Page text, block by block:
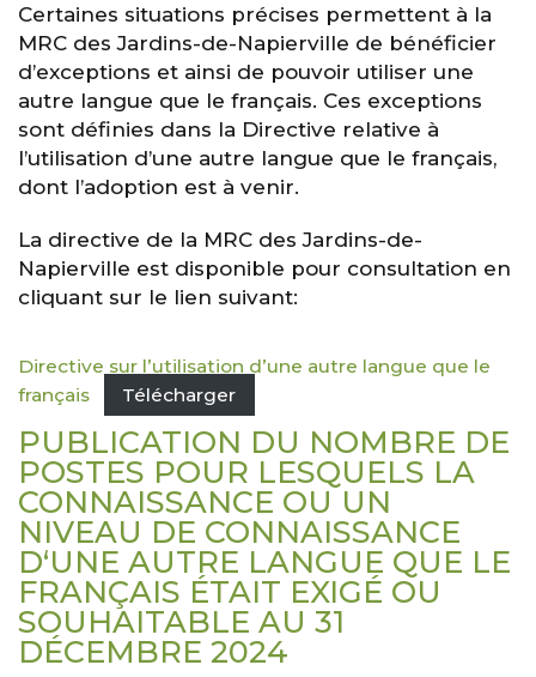
Certaines situations précises permettent à la
MRC des Jardins-de-Napierville de bénéficier
d’exceptions et ainsi de pouvoir utiliser une
autre langue que le français. Ces exceptions
sont définies dans la Directive relative à
l’utilisation d’une autre langue que le français,
dont l’adoption est à venir.
La directive de la MRC des Jardins-de-
Napierville est disponible pour consultation en
cliquant sur le lien suivant:
Directive sur l’utilisation d’une autre langue que le
français
Télécharger
PUBLICATION DU NOMBRE DE
POSTES POUR LESQUELS LA
CONNAISSANCE OU UN
NIVEAU DE CONNAISSANCE
D‘UNE AUTRE LANGUE QUE LE
FRANÇAIS ÉTAIT EXIGÉ OU
SOUHAITABLE AU 31
DÉCEMBRE 2024